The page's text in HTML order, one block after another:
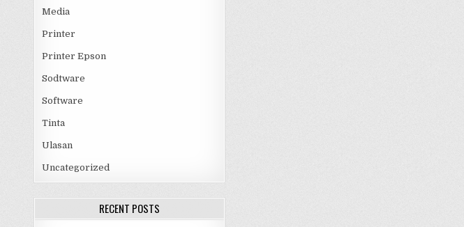
Media
Printer
Printer Epson
Sodtware
Software
Tinta
Ulasan
Uncategorized
RECENT POSTS